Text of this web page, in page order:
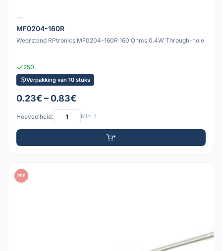
--
MF0204-160R
Weerstand RPtronics MF0204-160R 160 Ohms 0.4W Through-hole
250
Verpakking van 10 stuks
0.23€ – 0.83€
Hoeveelheid: Min: 1
PDF